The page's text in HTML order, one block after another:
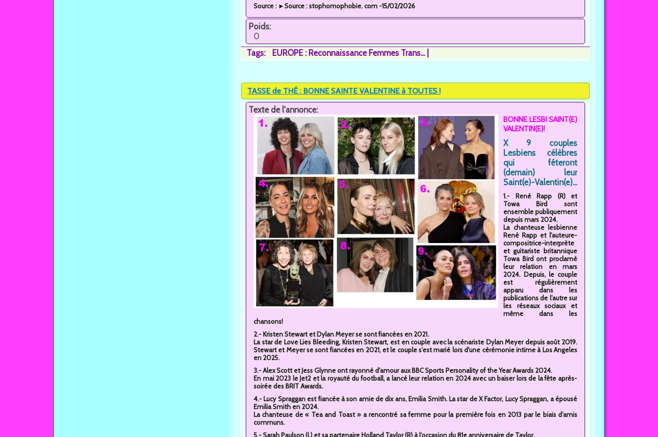
Source : ►Source : stophomophobie. com -15/02/2026
Poids:
0
Tags:
EUROPE : Reconnaissance Femmes Trans...
TASSE de THÉ : BONNE SAINTE VALENTINE à TOUTES !
Texte de l'annonce:
BONNE LESBI SAINT(E)
VALENTIN(E)!
X 9 couples
Lesbiens célèbres
qui fêteront
(demain) leur
Saint(e)-Valentin(e)...
1.- René Rapp (R) et
Towa Bird sont
ensemble publiquement
depuis mars 2024.
La chanteuse lesbienne
René Rapp et l'auteure-
compositrice-interprète
et guitariste britannique
Towa Bird ont proclamé
leur relation en mars
2024. Depuis, le couple
est régulièrement
apparu dans les
publications de l’autre sur
les réseaux sociaux et
même dans les
chansons!
2.- Kristen Stewart et Dylan Meyer se sont fiancées en 2021.
La star de Love Lies Bleeding, Kristen Stewart, est en couple avec la scénariste Dylan Meyer depuis août 2019.
Stewart et Meyer se sont fiancées en 2021, et le couple s'est marié lors d'une cérémonie intime à Los Angeles
en 2025.
3.- Alex Scott et Jess Glynne ont rayonné d'amour aux BBC Sports Personality of the Year Awards 2024.
En mai 2023 le Jet2 et la royauté du football, a lancé leur relation en 2024 avec un baiser lors de la fête après-
soirée des BRIT Awards.
4.- Lucy Spraggan est fiancée à son amie de dix ans, Emilia Smith. La star de X Factor, Lucy Spraggan, a épousé
Emilia Smith en 2024.
La chanteuse de « Tea and Toast » a rencontré sa femme pour la première fois en 2013 par le biais d’amis
communs.
5.- Sarah Paulson (L) et sa partenaire Holland Taylor (R) à l’occasion du 81e anniversaire de Taylor.